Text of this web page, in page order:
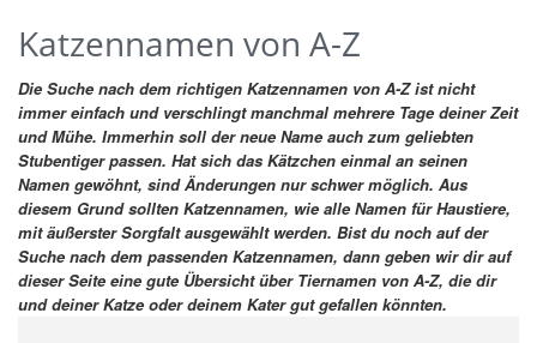
Katzennamen von A-Z
Die Suche nach dem richtigen Katzennamen von A-Z ist nicht
immer einfach und verschlingt manchmal mehrere Tage deiner Zeit
und Mühe. Immerhin soll der neue Name auch zum geliebten
Stubentiger passen. Hat sich das Kätzchen einmal an seinen
Namen gewöhnt, sind Änderungen nur schwer möglich. Aus
diesem Grund sollten Katzennamen, wie alle Namen für Haustiere,
mit äußerster Sorgfalt ausgewählt werden. Bist du noch auf der
Suche nach dem passenden Katzennamen, dann geben wir dir auf
dieser Seite eine gute Übersicht über Tiernamen von A-Z, die dir
und deiner Katze oder deinem Kater gut gefallen könnten.